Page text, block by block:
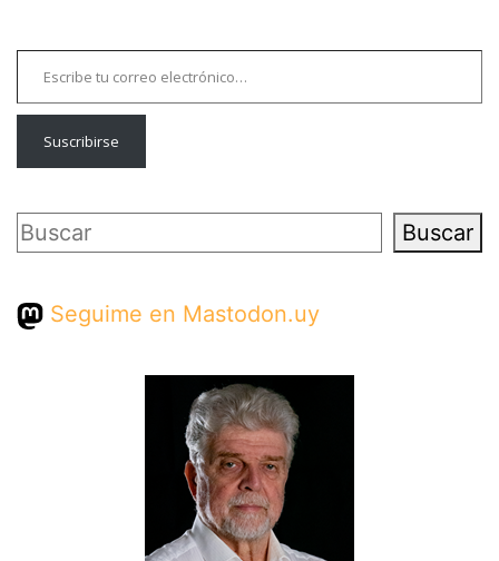
Escribe tu correo electrónico…
Suscribirse
Buscar Buscar
Seguime en Mastodon.uy